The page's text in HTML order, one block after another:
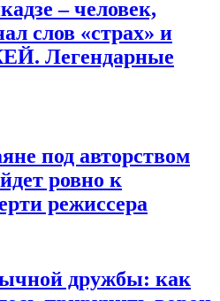
– человек,
слов «страх» и
Легендарные
под авторством
ровно к
режиссера
дружбы: как